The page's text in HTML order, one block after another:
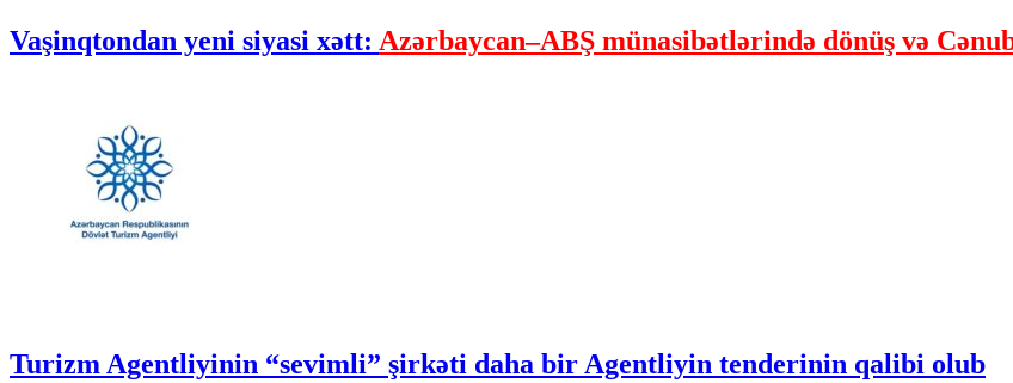
Vaşinqtondan yeni siyasi xətt: Azərbaycan–ABŞ münasibətlərində dönüş və
Turizm Agentliyinin “sevimli” şirkəti daha bir Agentliyin tenderinin qalibi olub